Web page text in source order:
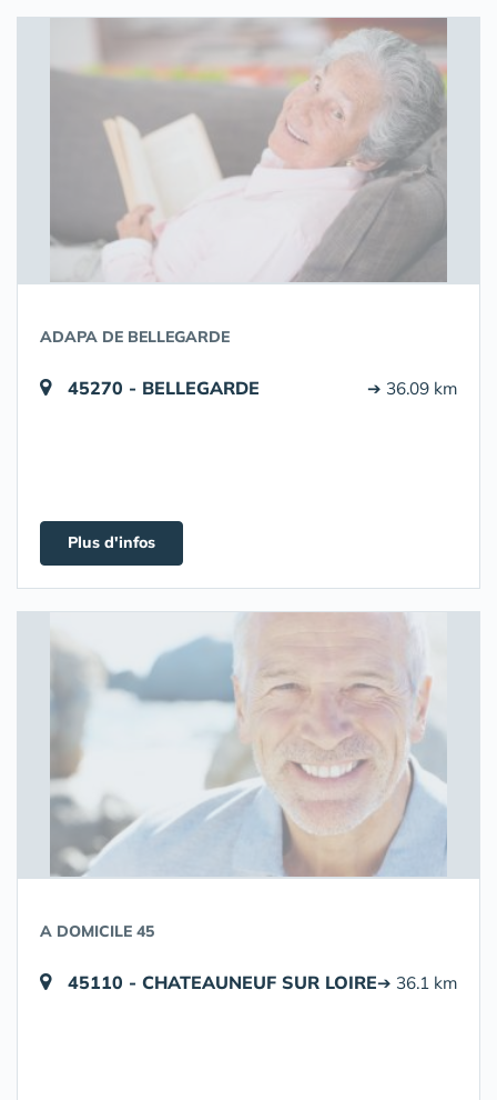
ADAPA DE BELLEGARDE
45270 - BELLEGARDE ➔ 36.09 km
Plus d'infos
A DOMICILE 45
45110 - CHATEAUNEUF SUR LOIRE➔ 36.1 km